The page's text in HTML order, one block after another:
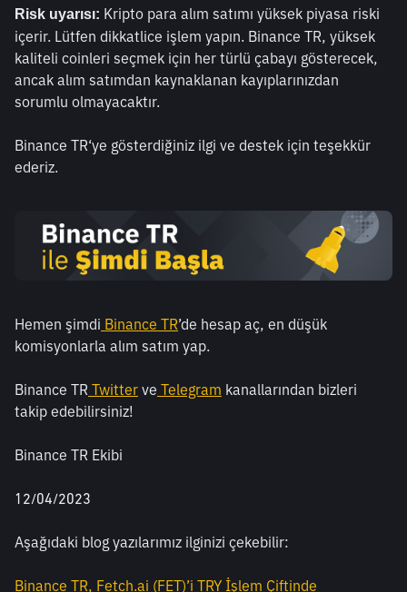
Risk uyarısı: Kripto para alım satımı yüksek piyasa riski
içerir. Lütfen dikkatlice işlem yapın. Binance TR, yüksek
kaliteli coinleri seçmek için her türlü çabayı gösterecek,
ancak alım satımdan kaynaklanan kayıplarınızdan
sorumlu olmayacaktır.
Binance TR‘ye gösterdiğiniz ilgi ve destek için teşekkür
ederiz.
Hemen şimdi Binance TR’de hesap aç, en düşük
komisyonlarla alım satım yap.
Binance TR Twitter ve Telegram kanallarından bizleri
takip edebilirsiniz!
Binance TR Ekibi
12/04/2023
Aşağıdaki blog yazılarımız ilginizi çekebilir:
Binance TR, Fetch.ai (FET)’i TRY İşlem Çiftinde